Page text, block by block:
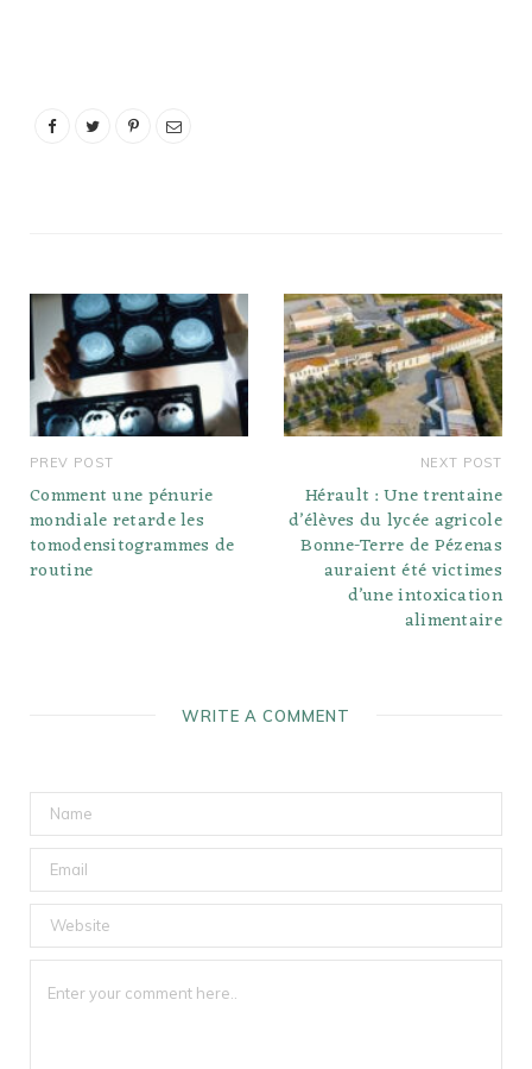
Ces types…
PREV POST
Comment une pénurie
mondiale retarde les
tomodensitogrammes de
routine
NEXT POST
Hérault : Une trentaine
d’élèves du lycée agricole
Bonne-Terre de Pézenas
auraient été victimes
d’une intoxication
alimentaire
WRITE A COMMENT